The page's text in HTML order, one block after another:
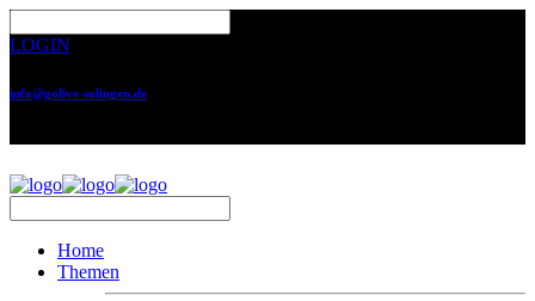
LOGIN
info@golive-solingen.de
Home
Themen